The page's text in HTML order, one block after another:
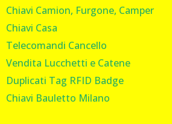
Chiavi Camion, Furgone, Camper
Chiavi Casa
Telecomandi Cancello
Vendita Lucchetti e Catene
Duplicati Tag RFID Badge
Chiavi Bauletto Milano